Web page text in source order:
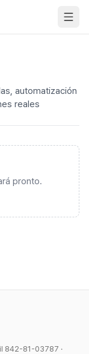
automatización
reales
pronto.
842-81-03787 ·